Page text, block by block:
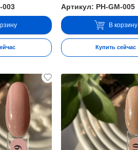
003 Артикул: PH-GM-005
В корзину
Купить сейчас